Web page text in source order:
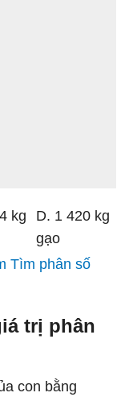
kg
D. 1 420 kg
gạo
Tìm phân số
trị phân
con bằng